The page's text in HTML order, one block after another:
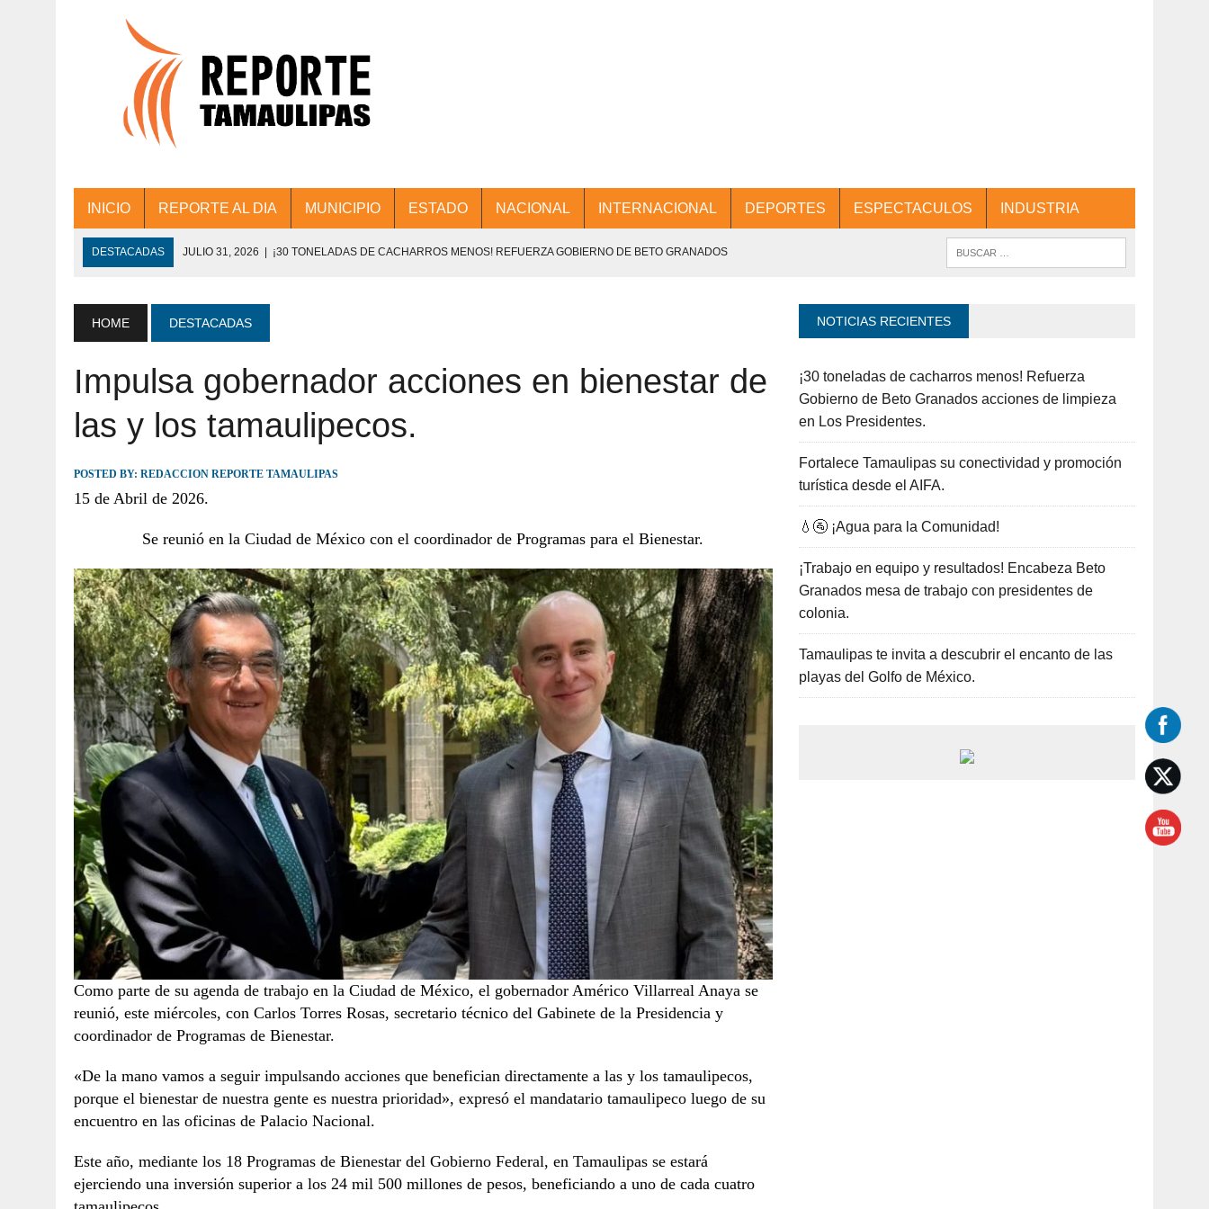
INICIO REPORTE AL DIA MUNICIPIO ESTADO NACIONAL INTERNACIONAL DEPORTES ESPECTACULOS INDUSTRIA
DESTACADAS JULIO 31, 2026 | ¡30 TONELADAS DE CACHARROS MENOS! REFUERZA GOBIERNO DE BETO GRANADOS
JULIO 30, 2026 | 💧🚰 ¡AGUA PARA LA COMUNIDAD!
JULIO 30, 2026 ¡TRABAJO EN EQUIPO Y RESULTADOS! ENCABEZA BETO GRANADOS MESA DE TRABAJO CON PRESIDENTES
DE COLONIA.
JULIO 30, 2026 | TAMAULIPAS TE INVITA A DESCUBRIR EL ENCANTO DE LAS PLAYAS DEL GOLFO DE MÉXICO.
HOME DESTACADAS
Impulsa gobernador acciones en bienestar de
las y los tamaulipecos.
POSTED BY: REDACCION REPORTE TAMAULIPAS
15 de Abril de 2026.
Se reunió en la Ciudad de México con el coordinador de Programas para el Bienestar.
Como parte de su agenda de trabajo en la Ciudad de México, el gobernador Américo Villarreal Anaya se
reunió, este miércoles, con Carlos Torres Rosas, secretario técnico del Gabinete de la Presidencia y
coordinador de Programas de Bienestar.
«De la mano vamos a seguir impulsando acciones que benefician directamente a las y los tamaulipecos,
porque el bienestar de nuestra gente es nuestra prioridad», expresó el mandatario tamaulipeco luego de su
encuentro en las oficinas de Palacio Nacional.
Este año, mediante los 18 Programas de Bienestar del Gobierno Federal, en Tamaulipas se estará
ejerciendo una inversión superior a los 24 mil 500 millones de pesos, beneficiando a uno de cada cuatro
NOTICIAS RECIENTES
¡30 toneladas de cacharros menos! Refuerza
Gobierno de Beto Granados acciones de limpieza
en Los Presidentes.
Fortalece Tamaulipas su conectividad y promoción
turística desde el AIFA.
💧🚰 ¡Agua para la Comunidad!
¡Trabajo en equipo y resultados! Encabeza Beto
Granados mesa de trabajo con presidentes de
colonia.
Tamaulipas te invita a descubrir el encanto de las
playas del Golfo de México.